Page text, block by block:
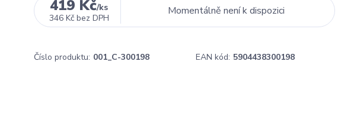
419 Kč/ks
346 Kč bez DPH
Momentálně není k dispozici
Číslo produktu: 001_C-300198 EAN kód: 5904438300198